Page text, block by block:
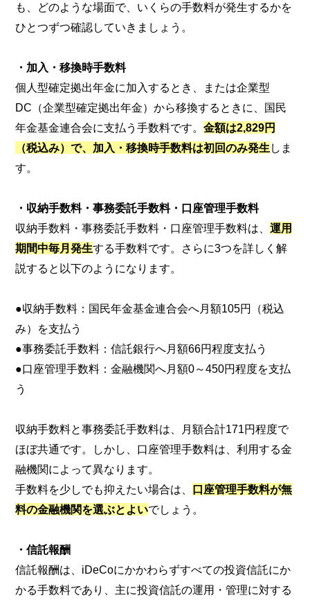
も、どのような場面で、いくらの手数料が発生するかを
ひとつずつ確認していきましょう。
・加入・移換時手数料
個人型確定拠出年金に加入するとき、または企業型
DC（企業型確定拠出年金）から移換するときに、国民
年金基金連合会に支払う手数料です。金額は2,829円
（税込み）で、加入・移換時手数料は初回のみ発生 しま
す。
・収納手数料・事務委託手数料・口座管理手数料
収納手数料・事務委託手数料・口座管理手数料は、運用
期間中毎月発生する手数料です。さらに3つを詳しく解
説すると以下のようになります。
●収納手数料：国民年金基金連合会へ月額105円（税込
み）を支払う
●事務委託手数料：信託銀行へ月額66円程度支払う
●口座管理手数料：金融機関へ月額0～450円程度を支払
う
収納手数料と事務委託手数料は、月額合計171円程度で
ほぼ共通です。しかし、口座管理手数料は、利用する金
融機関によって異なります。
手数料を少しでも抑えたい場合は、 口座管理手数料が無
料の金融機関を選ぶとよいでしょう。
・信託報酬
信託報酬は、iDeCoにかかわらずすべての投資信託にか
かる手数料であり、主に投資信託の運用・管理に対する